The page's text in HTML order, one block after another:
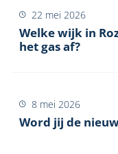
Welke wijk in
het gas af?
22 mei 2026
Word jij de
8 mei 2026